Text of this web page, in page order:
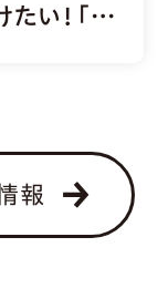
たい！「熱
報